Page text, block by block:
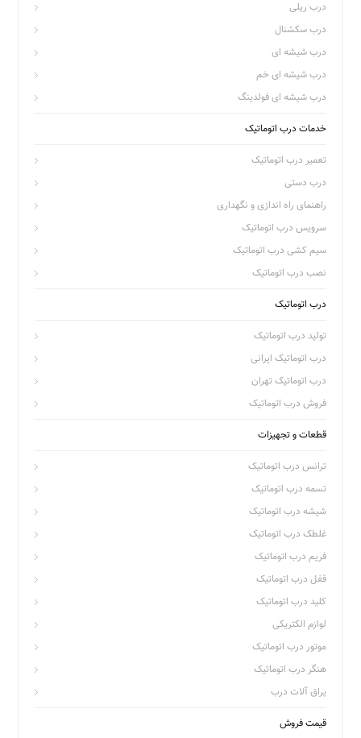
درب ریلی
درب سکشنال
درب شیشه ای
درب شیشه ای خم
درب شیشه ای فولدینگ
خدمات درب اتوماتیک
تعمیر درب اتوماتیک
درب دستی
راهنمای راه اندازی و نگهداری
سرویس درب اتوماتیک
سیم کشی درب اتوماتیک
نصب درب اتوماتیک
درب اتوماتیک
تولید درب اتوماتیک
درب اتوماتیک ایرانی
درب اتوماتیک تهران
فروش درب اتوماتیک
قطعات و تجهیزات
ترانس درب اتوماتیک
تسمه درب اتوماتیک
شیشه درب اتوماتیک
غلطک درب اتوماتیک
فریم درب اتوماتیک
قفل درب اتوماتیک
کلید درب اتوماتیک
لوازم الکتریکی
موتور درب اتوماتیک
هنگر درب اتوماتیک
یراق آلات درب
قیمت فروش